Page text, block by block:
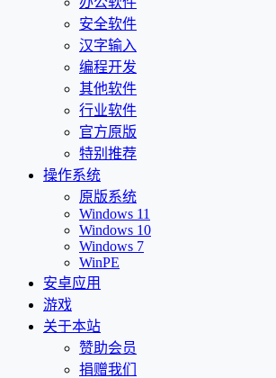
安全软件
汉字输入
编程开发
其他软件
行业软件
官方原版
特别推荐
操作系统
原版系统
Windows 11
Windows 10
Windows 7
WinPE
安卓应用
游戏
关于本站
赞助会员
捐赠我们